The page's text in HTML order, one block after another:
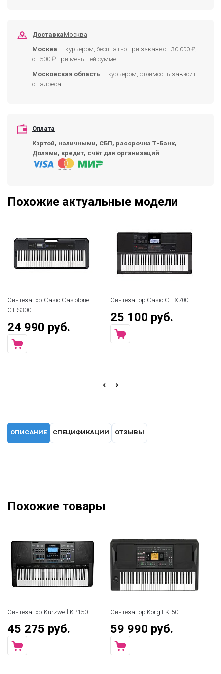
ДоставкаМосква
Москва — курьером, бесплатно при заказе от 30 000 ₽,
от 500 ₽ при меньшей сумме
Московская область — курьером, стоимость зависит
от адреса
Оплата
Картой, наличными, СБП, рассрочка Т-Банк,
Долями, кредит, счёт для организаций
Похожие актуальные модели
Синтезатор Casio Casiotone
CT-S300
24 990 руб.
Синтезатор Casio CT-X700
25 100 руб.
ОПИСАНИЕ СПЕЦИФИКАЦИИ ОТЗЫВЫ
Похожие товары
Синтезатор Kurzweil KP150
45 275 руб.
Синтезатор Korg EK-50
59 990 руб.